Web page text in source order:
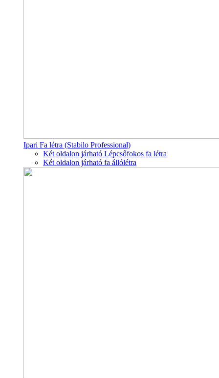
Ipari Fa létra (Stabilo Professional)
Két oldalon járható Lépcsőfokos fa létra
Két oldalon járható fa állólétra